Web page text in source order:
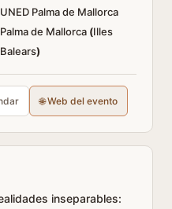
UNED Palma de Mallorca
Palma de Mallorca (Illes
Balears)
🌐 Web del evento
inseparables: